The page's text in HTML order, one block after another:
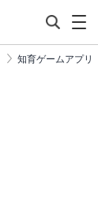
知育ゲームアプリ